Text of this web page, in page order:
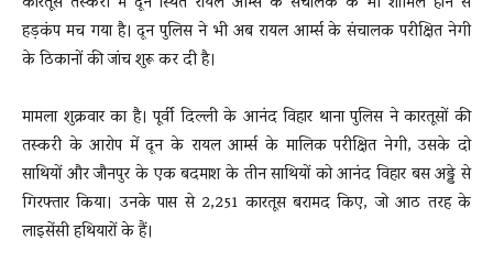
हड़कंप मच गया है। दून पुलिस ने भी अब रायल आर्म्स के संचालक परीक्षित नेगी
के ठिकानों की जांच शुरू कर दी है।
मामला शुक्रवार का है। पूर्वी दिल्ली के आनंद विहार थाना पुलिस ने कारतूसों की
तस्करी के आरोप में दून के रायल आर्म्स के मालिक परीक्षित नेगी, उसके दो
साथियों और जौनपुर के एक बदमाश के तीन साथियों को आनंद विहार बस अड्डे से
गिरफ्तार किया। उनके पास से 2,251 कारतूस बरामद किए, जो आठ तरह के
लाइसेंसी हथियारों के हैं।